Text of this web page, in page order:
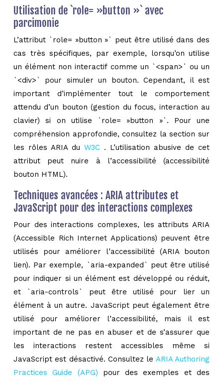
Utilisation de `role= »button »` avec
parcimonie
L’attribut `role= »button »` peut être utilisé dans des
cas très spécifiques, par exemple, lorsqu’on utilise
un élément non interactif comme un `<span>` ou un
`<div>` pour simuler un bouton. Cependant, il est
important d’implémenter tout le comportement
attendu d’un bouton (gestion du focus, interaction au
clavier) si on utilise `role= »button »`. Pour une
compréhension approfondie, consultez la section sur
les rôles ARIA du W3C . L’utilisation abusive de cet
attribut peut nuire à l’accessibilité (accessibilité
bouton HTML).
Techniques avancées : ARIA attributes et
JavaScript pour des interactions complexes
Pour des interactions complexes, les attributs ARIA
(Accessible Rich Internet Applications) peuvent être
utilisés pour améliorer l’accessibilité (ARIA bouton
lien). Par exemple, `aria-expanded` peut être utilisé
pour indiquer si un élément est développé ou réduit,
et `aria-controls` peut être utilisé pour lier un
élément à un autre. JavaScript peut également être
utilisé pour améliorer l’accessibilité, mais il est
important de ne pas en abuser et de s’assurer que
les interactions restent accessibles même si
JavaScript est désactivé. Consultez le ARIA Authoring
Practices Guide (APG) pour des exemples et des